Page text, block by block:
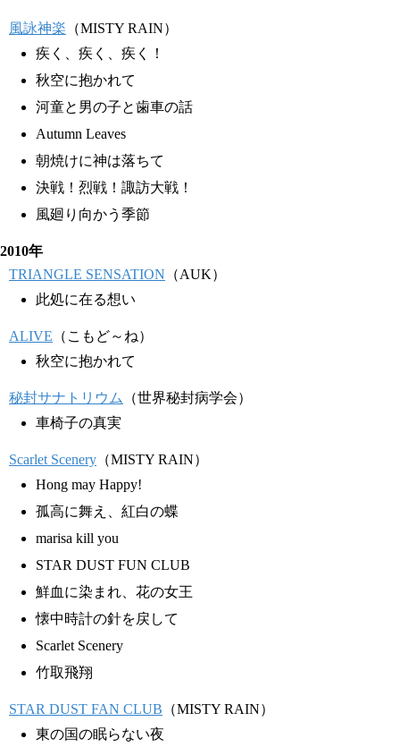
風詠神楽 （MISTY RAIN）
疾く、疾く、疾く！
秋空に抱かれて
河童と男の子と歯車の話
Autumn Leaves
朝焼けに神は落ちて
決戦！烈戦！諏訪大戦！
風廻り向かう季節
2010年
TRIANGLE SENSATION （AUK）
此処に在る想い
ALIVE （こもど～ね）
秋空に抱かれて
秘封サナトリウム
（世界秘封病学会）
車椅子の真実
Scarlet Scenery （MISTY RAIN）
Hong may Happy!
孤高に舞え、紅白の蝶
marisa kill you
STAR DUST FUN CLUB
鮮血に染まれ、花の女王
懐中時計の針を戻して
Scarlet Scenery
竹取飛翔
STAR DUST FAN CLUB （MISTY RAIN）
東の国の眠らない夜